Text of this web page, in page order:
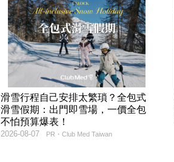
滑雪行程自己安排太繁瑣？全包式
滑雪假期：出門即雪場，一價全包
不怕預算爆表！
PR・Club Med Taiwan
2026-08-07